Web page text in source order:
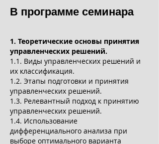
В программе семинара
1. Теоретические основы принятия
управленческих решений.
1.1. Виды управленческих решений и
их классификация.
1.2. Этапы подготовки и принятия
управленческих решений.
1.3. Релевантный подход к принятию
управленческих решений.
1.4. Использование
дифференциального анализа при
выборе оптимального варианта